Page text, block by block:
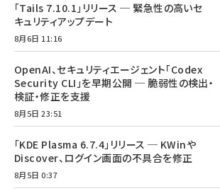
「Tails 7.10.1」リリース ─ 緊急性の高いセ
キュリティアップデート
8月6日 11:16
OpenAI、セキュリティエージェント「Codex
Security CLI」を早期公開 ─ 脆弱性の検出・
検証・修正を支援
8月5日 23:51
「KDE Plasma 6.7.4」リリース ─ KWinや
Discover、ログイン画面の不具合を修正
8月5日 0:37